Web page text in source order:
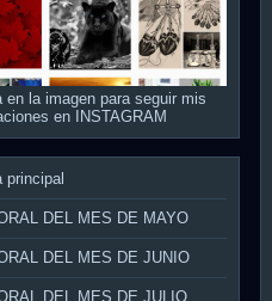
en la imagen para seguir mis
en INSTAGRAM
principal
DEL MES DE MAYO
DEL MES DE JUNIO
DEL MES DE JULIO